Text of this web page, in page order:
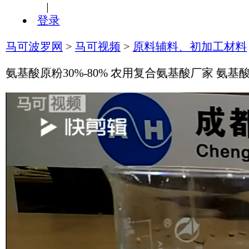
|
登录
马可波罗网 > 马可视频 > 原料辅料、初加工材料
氨基酸原粉30%-80% 农用复合氨基酸厂家 氨基